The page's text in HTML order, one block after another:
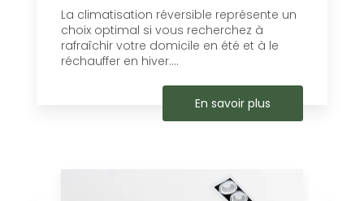
La climatisation réversible représente un
choix optimal si vous recherchez à
rafraîchir votre domicile en été et à le
réchauffer en hiver....
En savoir plus